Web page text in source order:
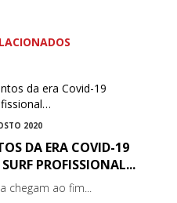
2020
DA ERA COVID-19
PROFISSIONAL...
chegam ao fim...